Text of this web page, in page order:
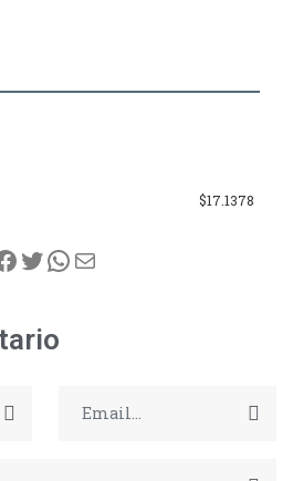
$17.1378
Twitter
WhatsApp
Correo electrónico